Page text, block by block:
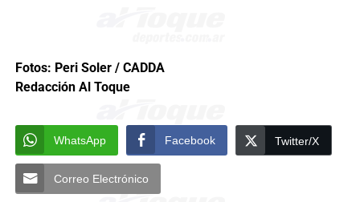
Fotos: Peri Soler / CADDA
Redacción Al Toque
WhatsApp Facebook Twitter/X
Correo Electrónico